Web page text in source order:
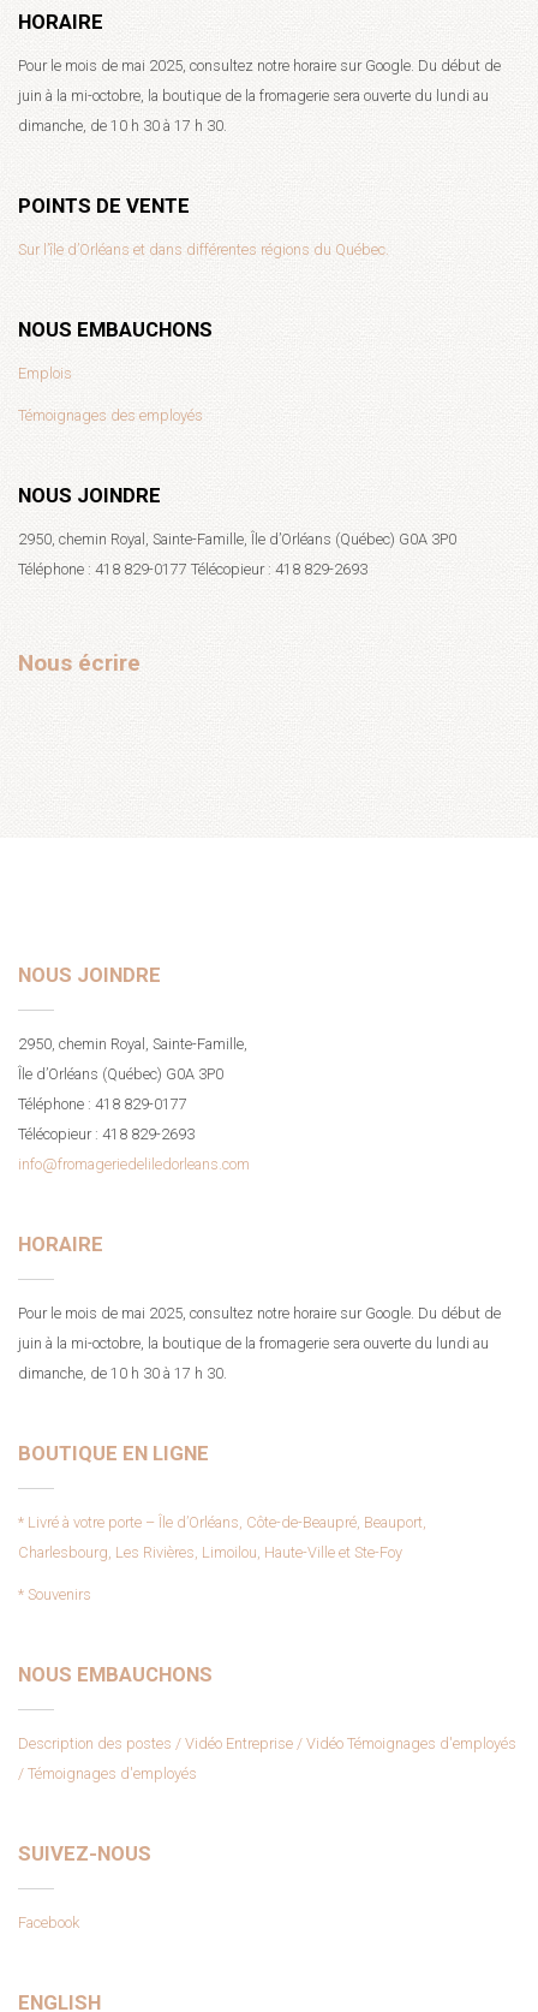
HORAIRE
Pour le mois de mai 2025, consultez notre horaire sur Google. Du début de
juin à la mi-octobre, la boutique de la fromagerie sera ouverte du lundi au
dimanche, de 10 h 30 à 17 h 30.
POINTS DE VENTE
Sur l’île d’Orléans et dans différentes régions du Québec.
NOUS EMBAUCHONS
Emplois
Témoignages des employés
NOUS JOINDRE
2950, chemin Royal, Sainte-Famille, Île d’Orléans (Québec) G0A 3P0
Téléphone : 418 829-0177 Télécopieur : 418 829-2693
Nous écrire
NOUS JOINDRE
2950, chemin Royal, Sainte-Famille,
Île d’Orléans (Québec) G0A 3P0
Téléphone : 418 829-0177
Télécopieur : 418 829-2693
info@fromageriedeliledorleans.com
HORAIRE
Pour le mois de mai 2025, consultez notre horaire sur Google. Du début de
juin à la mi-octobre, la boutique de la fromagerie sera ouverte du lundi au
dimanche, de 10 h 30 à 17 h 30.
BOUTIQUE EN LIGNE
* Livré à votre porte – Île d’Orléans, Côte-de-Beaupré, Beauport,
Charlesbourg, Les Rivières, Limoilou, Haute-Ville et Ste-Foy
* Souvenirs
NOUS EMBAUCHONS
Description des postes / Vidéo Entreprise / Vidéo Témoignages d'employés
/ Témoignages d'employés
SUIVEZ-NOUS
Facebook
ENGLISH